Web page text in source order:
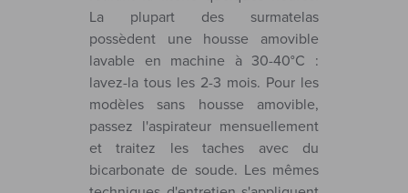
La plupart des surmatelas
possèdent une housse amovible
lavable en machine à 30-40°C :
lavez-la tous les 2-3 mois. Pour les
modèles sans housse amovible,
passez l'aspirateur mensuellement
et traitez les taches avec du
bicarbonate de soude. Les mêmes